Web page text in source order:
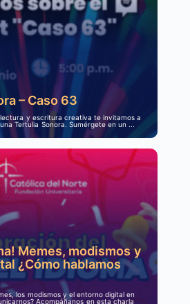
– Caso 63
y escritura creativa te invitamos a
Tertulia Sonora. Sumérgete en un ...
Memes, modismos y
¿Cómo hablamos
los modismos y el entorno digital en
Acompáñanos en esta charla